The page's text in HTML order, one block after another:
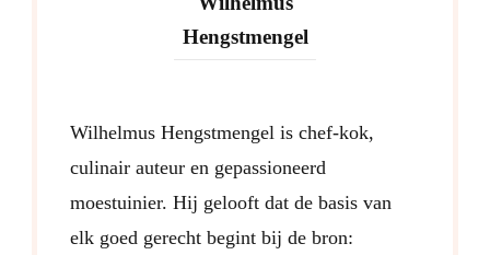
Hengstmengel
Wilhelmus Hengstmengel is chef-kok,
culinair auteur en gepassioneerd
moestuinier. Hij gelooft dat de basis van
elk goed gerecht begint bij de bron: